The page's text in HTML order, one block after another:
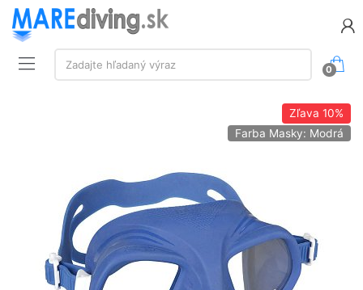
Vyhľadávanie:
Zadajte hľadaný výraz
0
Zľava 10%
Farba Masky: Modrá